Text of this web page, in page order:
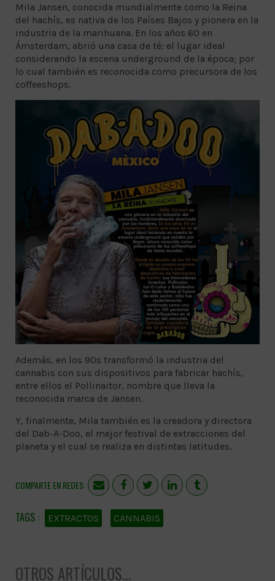
Mila Jansen, conocida mundialmente como la Reina
del hachís, es nativa de los Países Bajos y pionera en la
industria de la marihuana. En los años 60 en
Ámsterdam, abrió una casa de té: el lugar ideal
considerando la escena underground de la época; por
lo cual también es reconocida como precursora de los
coffeeshops.
Además, en los 90s transformó la industria del
cannabis con sus dispositivos para fabricar hachís,
entre ellos el Pollinaitor, nombre que lleva la
reconocida marca de Jansen.
Y, finalmente, Mila también es la creadora y directora
del Dab-A-Doo, el mejor festival de extracciones del
planeta y el cual se realiza en distintas latitudes.
COMPARTE EN REDES:
EXTRACTOS CANNABIS
OTROS ARTÍCULOS...